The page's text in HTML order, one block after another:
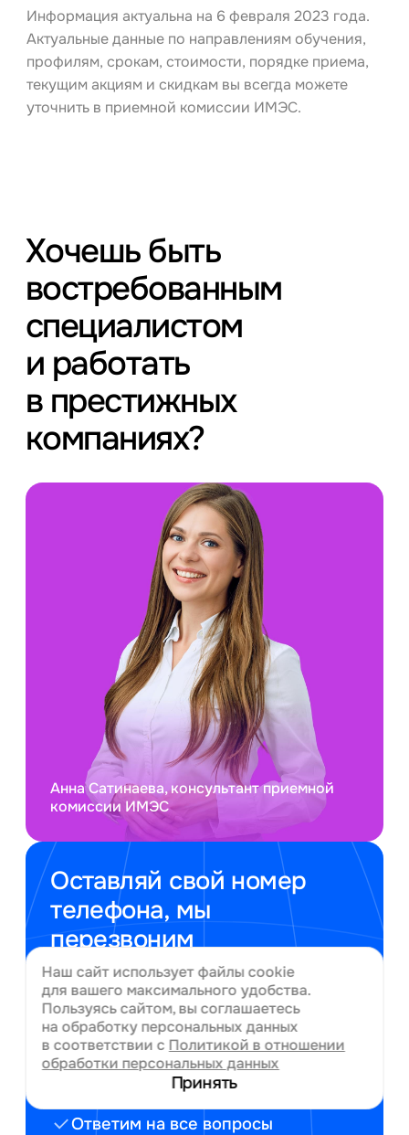
Информация актуальна на 6 февраля 2023 года.
Актуальные данные по направлениям обучения,
профилям, срокам, стоимости, порядке приема,
текущим акциям и скидкам вы всегда можете
уточнить в приемной комиссии ИМЭС.
Хочешь быть
востребованным
специалистом
и работать
в престижных
компаниях?
Оставляй свой номер
телефона, мы
перезвоним
Уточним, какие у тебя результаты
ЕГЭ
Сориентируем по стоимости,
льготам и скидкам для отдельных
категорий учащихся
Ответим на все вопросы
Анна Сатинаева, консультант приемной
комиссии ИМЭС
Наш сайт использует файлы cookie
для вашего максимального удобства.
Пользуясь сайтом, вы соглашаетесь
на обработку персональных данных
в соответствии с Политикой в отношении
обработки персональных данных
Принять